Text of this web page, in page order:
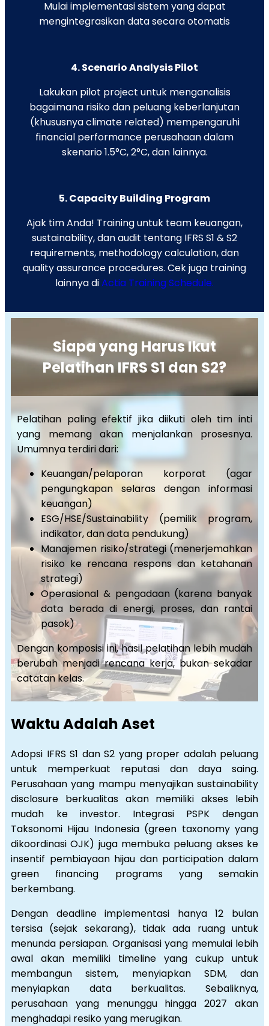
Mulai implementasi sistem yang dapat
mengintegrasikan data secara otomatis
4. Scenario Analysis Pilot
Lakukan pilot project untuk menganalisis
bagaimana risiko dan peluang keberlanjutan
(khususnya climate related) mempengaruhi
financial performance perusahaan dalam
skenario 1.5°C, 2°C, dan lainnya.
5. Capacity Building Program
Ajak tim Anda! Training untuk team keuangan,
sustainability, dan audit tentang IFRS S1 & S2
requirements, methodology calculation, dan
quality assurance procedures. Cek juga training
lainnya diActia Training Schedule.
Siapa yang Harus Ikut
Pelatihan IFRS S1 dan S2?
Pelatihan paling efektif jika diikuti oleh tim inti
yang memang akan menjalankan prosesnya.
Umumnya terdiri dari:
Keuangan/pelaporan korporat (agar
pengungkapan selaras dengan informasi
keuangan)
ESG/HSE/Sustainability (pemilik program,
indikator, dan data pendukung)
Manajemen risiko/strategi (menerjemahkan
risiko ke rencana respons dan ketahanan
strategi)
Operasional & pengadaan (karena banyak
data berada di energi, proses, dan rantai
pasok)
Dengan komposisi ini, hasil pelatihan lebih mudah
berubah menjadi rencana kerja, bukan sekadar
catatan kelas.
Waktu Adalah Aset
Adopsi IFRS S1 dan S2 yang proper adalah peluang
untuk memperkuat reputasi dan daya saing.
Perusahaan yang mampu menyajikan sustainability
disclosure berkualitas akan memiliki akses lebih
mudah ke investor. Integrasi PSPK dengan
Taksonomi Hijau Indonesia (green taxonomy yang
dikoordinasi OJK) juga membuka peluang akses ke
insentif pembiayaan hijau dan participation dalam
green financing programs yang semakin
berkembang.
Dengan deadline implementasi hanya 12 bulan
tersisa (sejak sekarang), tidak ada ruang untuk
menunda persiapan. Organisasi yang memulai lebih
awal akan memiliki timeline yang cukup untuk
membangun sistem, menyiapkan SDM, dan
menyiapkan data berkualitas. Sebaliknya,
perusahaan yang menunggu hingga 2027 akan
menghadapi resiko yang merugikan.